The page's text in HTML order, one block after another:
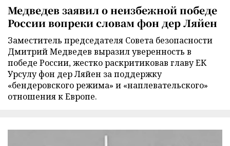
Медведев заявил о неизбежной победе
России вопреки словам фон дер Ляйен
Заместитель председателя Совета безопасности
Дмитрий Медведев выразил уверенность в
победе России, жестко раскритиковав главу ЕК
Урсулу фон дер Ляйен за поддержку
«бендеровского режима» и «наплевательского»
отношения к Европе.